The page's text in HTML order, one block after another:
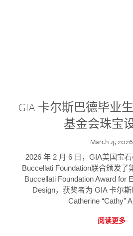
GIA 卡尔斯巴德毕业
基金会珠宝
March 4, 2026
2026 年 2 月 6 日，GIA美国宝
Buccellati Foundation联合颁发了
Buccellati Foundation Award for
Design，获奖者为 GIA 卡尔
Catherine “Cathy”
阅读更多